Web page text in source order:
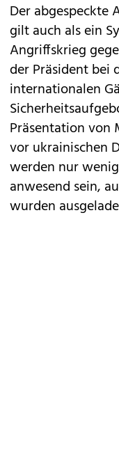
Der abgespeckte
gilt auch als ein
Angriffskrieg
der Präsident
internationalen
Präsentation
vor ukrainischen
werden nur
anwesend sein,
wurden